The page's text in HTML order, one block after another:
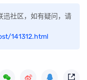
迅社区，如有疑问，请
141312.html